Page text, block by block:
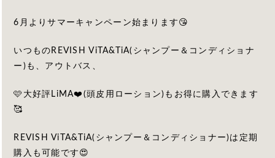
6月よりサマーキャンペーン始まります😘
いつものREVISH ViTA&TiA(シャンプー＆コンディショナ
ー)も、アウトバス、
🩷大好評LiMA❤️(頭皮用ローション)もお得に購入できます
🥰
REVISH ViTA&TiA(シャンプー＆コンディショナー)は定期
購入も可能です😍